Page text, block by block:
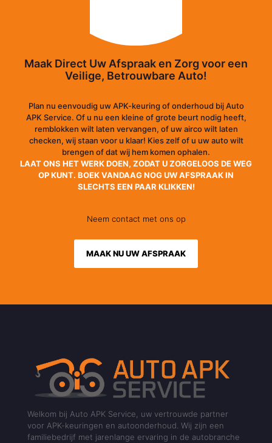
Maak Direct Uw Afspraak en Zorg voor een
Veilige, Betrouwbare Auto!
Plan nu eenvoudig uw APK-keuring of onderhoud bij Auto
APK Service. Of u nu een kleine of grote beurt nodig heeft,
remblokken wilt laten vervangen, of uw airco wilt laten
checken, wij staan voor u klaar! Kies zelf of u uw auto wilt
brengen of dat wij hem komen ophalen.
LAAT ONS HET WERK DOEN, ZODAT U ZORGELOOS DE WEG
OP KUNT. BOEK VANDAAG NOG UW AFSPRAAK IN
SLECHTS EEN PAAR KLIKKEN!
Neem contact met ons op
MAAK NU UW AFSPRAAK
Welkom bij Auto APK Service, uw vertrouwde partner
voor APK-keuringen en autoonderhoud. Wij zijn een
familiebedrijf met jarenlange ervaring in de autobranche